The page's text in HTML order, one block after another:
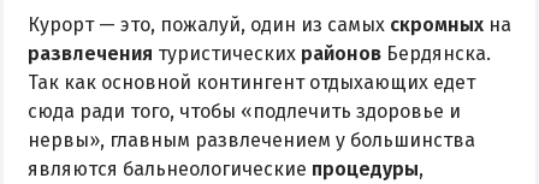
Курорт — это, пожалуй, один из самых скромных на
развлечения туристических районов Бердянска.
Так как основной контингент отдыхающих едет
сюда ради того, чтобы «подлечить здоровье и
нервы», главным развлечением у большинства
являются бальнеологические процедуры,